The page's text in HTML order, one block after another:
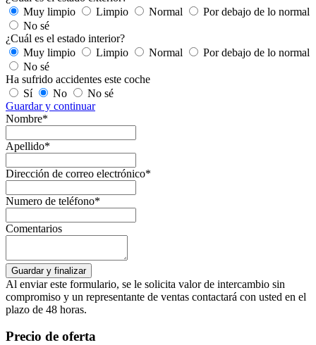
Muy limpio
Limpio Normal
Por debajo de lo normal
No sé
¿Cuál es el estado interior?
Muy limpio
Limpio Normal
Por debajo de lo normal
No sé
Ha sufrido accidentes este coche
Sí
No
No sé
Guardar y continuar
Nombre*
Apellido*
Dirección de correo electrónico*
Numero de teléfono*
Comentarios
Al enviar este formulario, se le solicita valor de intercambio sin
compromiso y un representante de ventas contactará con usted en el
plazo de 48 horas.
Precio de oferta